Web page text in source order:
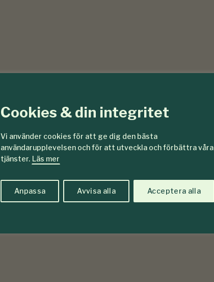
Cookies & din integritet
Vi använder cookies för att ge dig den bästa
användarupplevelsen och för att utveckla och förbättra våra
tjänster. Läs mer
Anpassa Avvisa alla Acceptera alla